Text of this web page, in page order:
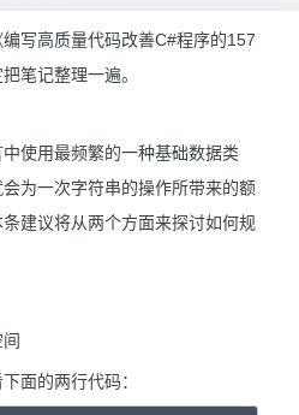
写高质量代码改善C#程序的157
笔记整理一遍。
使用最频繁的一种基础数据类
为一次字符串的操作所带来的额
建议将从两个方面来探讨如何规
面的两行代码：